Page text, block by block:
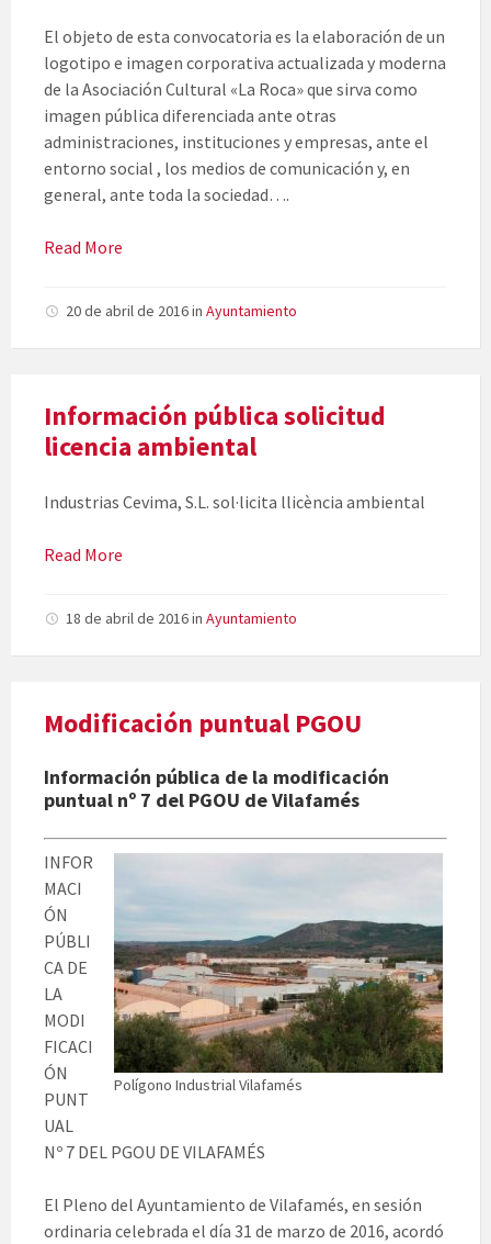
El objeto de esta convocatoria es la elaboración de un
logotipo e imagen corporativa actualizada y moderna
de la Asociación Cultural «La Roca» que sirva como
imagen pública diferenciada ante otras
administraciones, instituciones y empresas, ante el
entorno social , los medios de comunicación y, en
general, ante toda la sociedad….
Read More
20 de abril de 2016in Ayuntamiento
Información pública solicitud
licencia ambiental
Industrias Cevima, S.L. sol·licita llicència ambiental
Read More
18 de abril de 2016in Ayuntamiento
Modificación puntual PGOU
Información pública de la modificación
puntual nº 7 del PGOU de Vilafamés
Polígono Industrial Vilafamés
INFOR
MACI
ÓN
PÚBLI
CA DE
LA
MODI
FICACI
ÓN
PUNT
UAL
Nº 7 DEL PGOU DE VILAFAMÉS
El Pleno del Ayuntamiento de Vilafamés, en sesión
ordinaria celebrada el día 31 de marzo de 2016, acordó